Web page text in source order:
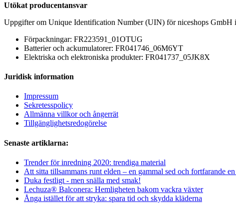
Utökat producentansvar
Uppgifter om Unique Identification Number (UIN) för niceshops GmbH
Förpackningar: FR223591_01OTUG
Batterier och ackumulatorer: FR041746_06M6YT
Elektriska och elektroniska produkter: FR041737_05JK8X
Juridisk information
Impressum
Sekretesspolicy
Allmänna villkor och ångerrät
Tillgänglighetsredogörelse
Senaste artiklarna:
Trender för inredning 2020: trendiga material
Att sitta tillsammans runt elden – en gammal sed och fortfarande
Duka festligt - men snälla med smak!
Lechuza® Balconera: Hemligheten bakom vackra växter
Ånga istället för att stryka: spara tid och skydda kläderna